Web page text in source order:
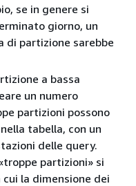
se in genere si
giorno, un
di partizione sarebbe
a bassa
un numero
partizioni possono
tabella, con un
delle query.
partizioni» si
la dimensione dei